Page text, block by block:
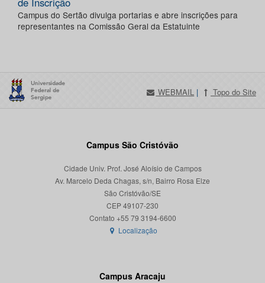
Campus do Sertão divulga portarias e abre inscrições para
representantes na Comissão Geral da Estatuinte
WEBMAIL | Topo do Site
Campus São Cristóvão
Cidade Univ. Prof. José Aloísio de Campos
Av. Marcelo Deda Chagas, s/n, Bairro Rosa Elze
São Cristóvão/SE
CEP 49107-230
Localização
Campus Aracaju